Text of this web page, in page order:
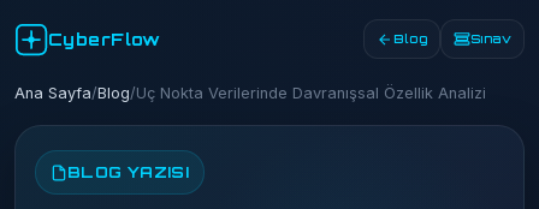
CyberFlow Blog Sınav
Ana Sayfa/Blog/Uç Nokta Verilerinde Davranışsal Özellik Analizi
BLOG YAZISI